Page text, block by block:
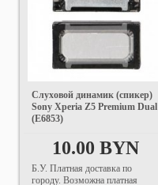
Слуховой динамик (спикер)
Sony Xperia Z5 Premium Dual
(E6853)
10.00 BYN
Б.У. Платная доставка по
городу. Возможна платная